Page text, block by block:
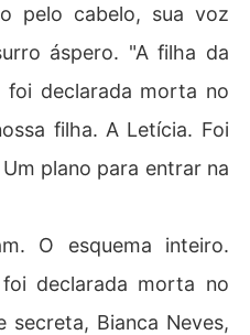
pelo cabelo, sua voz
áspero. "A filha da
foi declarada morta no
filha. A Letícia. Foi
plano para entrar na
O esquema inteiro.
declarada morta no
secreta, Bianca Neves,